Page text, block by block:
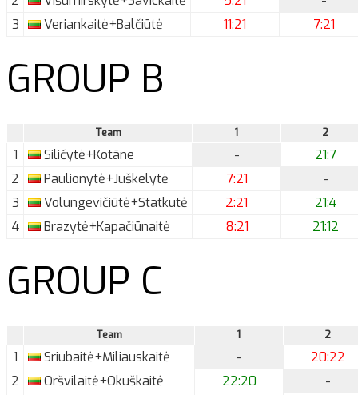
3
Veriankaitė+Balčiūtė 11:21 7:21
GROUP B
Team 1 2
1 Siličytė+Kotāne -
21:7
2
Paulionytė+Juškelytė 7:21
-
3
Volungevičiūtė+Statkutė 2:21
21:4
4
Brazytė+Kapačiūnaitė 8:21 21:12
GROUP C
Team 1 2
1 Sriubaitė+Miliauskaitė -
20:22
2
Oršvilaitė+Okuškaitė 22:20
-